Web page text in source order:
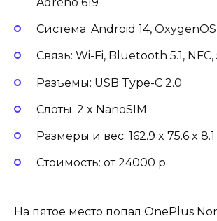
Система: Android 14, OxygenOS
Связь: Wi-Fi, Bluetooth 5.1, NFC,
Разъемы: USB Type-C 2.0
Слоты: 2 x NanoSIM
Размеры и вес: 162.9 x 75.6 x 8.1
Стоимость: от 24000 р.
На пятое место попал OnePlus